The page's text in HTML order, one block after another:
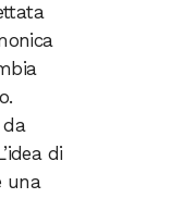
da
di
una